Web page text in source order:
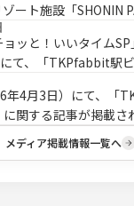
ート施設「SHONIN
。
ッと！いいタイム
て、「TKPfabbit駅
れました。
年4月3日）にて、「
関する記事が掲載さ
メディア掲載情報一覧へ